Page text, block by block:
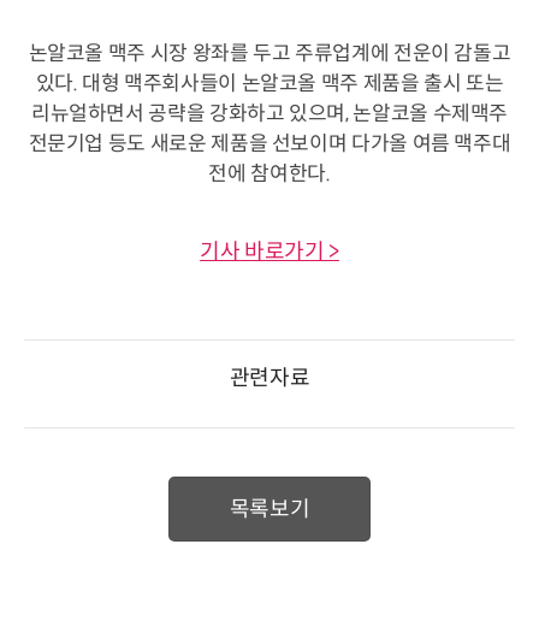
논알코올 맥주 시장 왕좌를 두고 주류업계에 전운이 감돌고
있다. 대형 맥주회사들이 논알코올 맥주 제품을 출시 또는
리뉴얼하면서 공략을 강화하고 있으며, 논알코올 수제맥주
전문기업 등도 새로운 제품을 선보이며 다가올 여름 맥주대
전에 참여한다.
기사 바로가기 >
관련자료
목록보기